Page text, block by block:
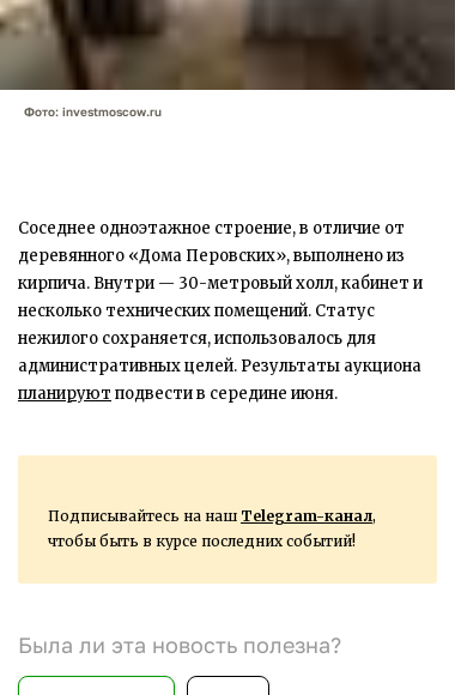
Фото: investmoscow.ru
Соседнее одноэтажное строение, в отличие от
деревянного «Дома Перовских», выполнено из
кирпича. Внутри — 30-метровый холл, кабинет и
несколько технических помещений. Статус
нежилого сохраняется, использовалось для
административных целей. Результаты аукциона
планируют подвести в середине июня.
Подписывайтесь на наш Telegram-канал,
чтобы быть в курсе последних событий!
Была ли эта новость полезна?